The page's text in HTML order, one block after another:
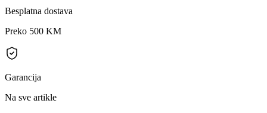
Besplatna dostava
Preko 500 KM
Garancija
Na sve artikle